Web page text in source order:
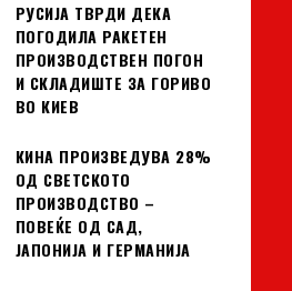
РУСИЈА ТВРДИ ДЕКА
ПОГОДИЛА РАКЕТЕН
ПРОИЗВОДСТВЕН ПОГОН
И СКЛАДИШТЕ ЗА ГОРИВО
ВО КИЕВ
КИНА ПРОИЗВЕДУВА 28%
ОД СВЕТСКОТО
ПРОИЗВОДСТВО –
ПОВЕЌЕ ОД САД,
ЈАПОНИЈА И ГЕРМАНИЈА